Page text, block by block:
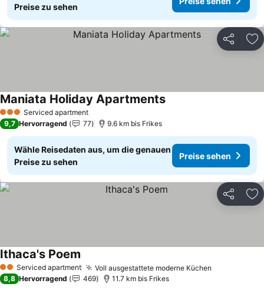
Preise zu sehen
Teilen
3 SterneServiced apartment
Maniata Holiday Apartments
9,7 Hervorragend 77 9.6 km bis Frikes
Wähle Reisedaten aus, um die genauen
Preise zu sehen
Preise sehen
Teilen
2 SterneServiced apartment Voll ausgestattete moderne Küchen
Ithaca's Poem
8,8 Hervorragend 469 11.7 km bis Frikes